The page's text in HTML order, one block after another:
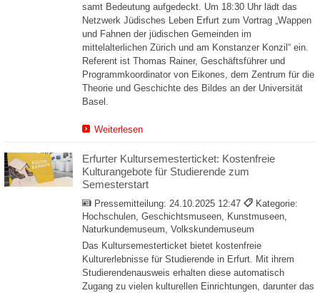
samt Bedeutung aufgedeckt. Um 18:30 Uhr lädt das
Netzwerk Jüdisches Leben Erfurt zum Vortrag „Wappen
und Fahnen der jüdischen Gemeinden im
mittelalterlichen Zürich und am Konstanzer Konzil“ ein.
Referent ist Thomas Rainer, Geschäftsführer und
Programmkoordinator von Eikones, dem Zentrum für die
Theorie und Geschichte des Bildes an der Universität
Basel.
Weiterlesen
Erfurter Kultursemesterticket: Kostenfreie
Kulturangebote für Studierende zum
Semesterstart
Pressemitteilung: 24.10.2025 12:47
Kategorie:
Hochschulen, Geschichtsmuseen, Kunstmuseen,
Naturkundemuseum, Volkskundemuseum
Das Kultursemesterticket bietet kostenfreie
Kulturerlebnisse für Studierende in Erfurt. Mit ihrem
Studierendenausweis erhalten diese automatisch
Zugang zu vielen kulturellen Einrichtungen, darunter das